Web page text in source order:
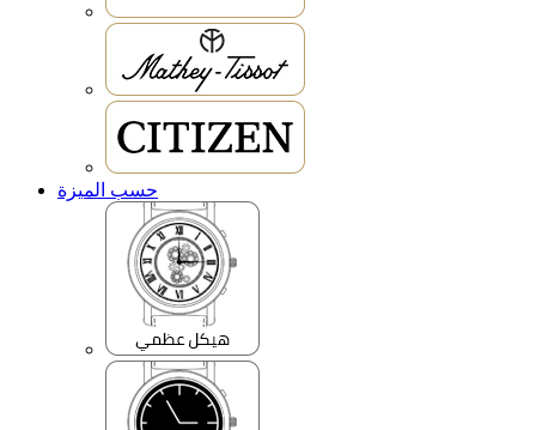
حسب الميزة